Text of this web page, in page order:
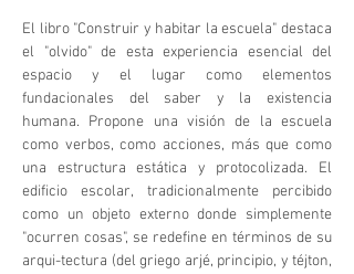
El libro "Construir y habitar la escuela" destaca
el "olvido" de esta experiencia esencial del
espacio y el lugar como elementos
fundacionales del saber y la existencia
humana. Propone una visión de la escuela
como verbos, como acciones, más que como
una estructura estática y protocolizada. El
edificio escolar, tradicionalmente percibido
como un objeto externo donde simplemente
"ocurren cosas", se redefine en términos de su
arqui-tectura (del griego arjé, principio, y téjton,